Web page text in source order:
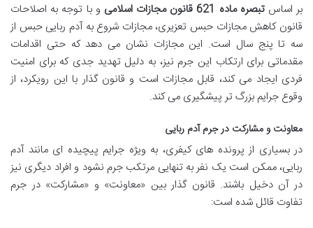
بر اساستبصره ماده 621 قانون مجازات اسلامی
و با توجه به اصلاحات
قانون کاهش مجازات حبس تعزیری، مجازات شروع به آدم ربایی حبس از
سه تا پنج سال است. این مجازات نشان می دهد که حتی اقدامات
مقدماتی برای ارتکاب این جرم نیز، به دلیل تهدید جدی که برای امنیت
فردی ایجاد می کند، قابل مجازات است و قانون گذار با این رویکرد، از
وقوع جرایم بزرگ تر پیشگیری می کند.
معاونت و مشارکت در جرم آدم ربایی
در بسیاری از پرونده های کیفری، به ویژه جرایم پیچیده ای مانند آدم
ربایی، ممکن است یک نفر به تنهایی مرتکب جرم نشود و افراد دیگری نیز
در آن دخیل باشند. قانون گذار بین «معاونت» و «مشارکت» در جرم
تفاوت قائل شده است: